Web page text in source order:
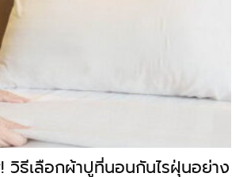
ธีเลือกผ้าปูที่นอนกันไรฝุ่นอย่าง